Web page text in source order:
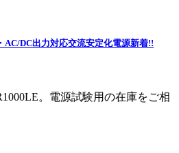
AC/DC出力対応交流安定化電源新着!!
。電源試験用の在庫をご相